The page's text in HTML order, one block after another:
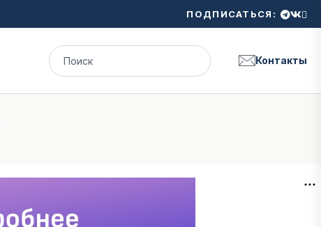
ПОДПИСАТЬСЯ:
Контакты